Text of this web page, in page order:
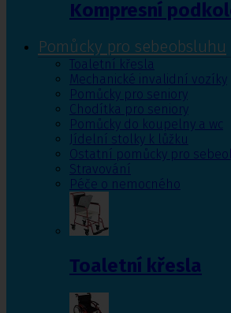
Kompresní
Pomůcky pro sebeobsluhu
Toaletní křesla
Mechanické invalidní vozíky
Pomůcky pro seniory
Chodítka pro seniory
Pomůcky do koupelny a wc
Jídelní stolky k lůžku
Ostatní pomůcky pro
Stravování
Péče o nemocného
Toaletní křesla